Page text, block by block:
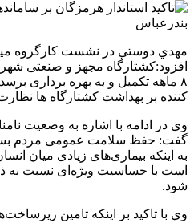
مهدي دوستي در نشست كارگروه
افزود:کشتارگاه مجهز و صنعتی
٨ ماهه تکمیل و به بهره برداری
كننده بر بهداشت كشتارگاه ها
وی در ادامه با اشاره به وضعیت
گفت: حفظ سلامت عمومی مردم
به اینکه بیماری‌های زیادی میان
است با حساسیت ویژه‌ای نسبت به
شود.
وي با تاکید بر اینکه تامین